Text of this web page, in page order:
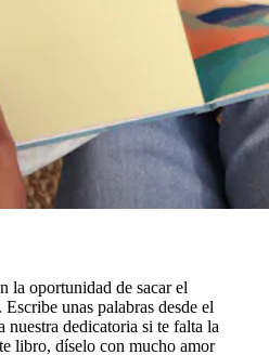
la oportunidad de sacar el
unas palabras desde el
dedicatoria si te falta la
libro, díselo con mucho amor